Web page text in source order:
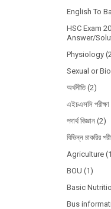
English To
HSC Exam
Answer/
Physiology
Sexual or
অর্থনীতি (2)
এইচএসসি
পদার্থ বিজ্ঞান (2)
বিভিন্ন চাকরির
Agriculture
BOU (1)
Basic
Bus